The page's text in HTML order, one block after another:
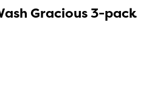
Gracious 3-pack